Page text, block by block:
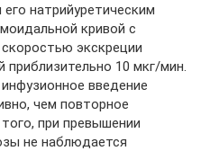
натрийуретическим
кривой с
экскреции
10 мкг/мин.
введение
чем повторное
при превышении
не наблюдается